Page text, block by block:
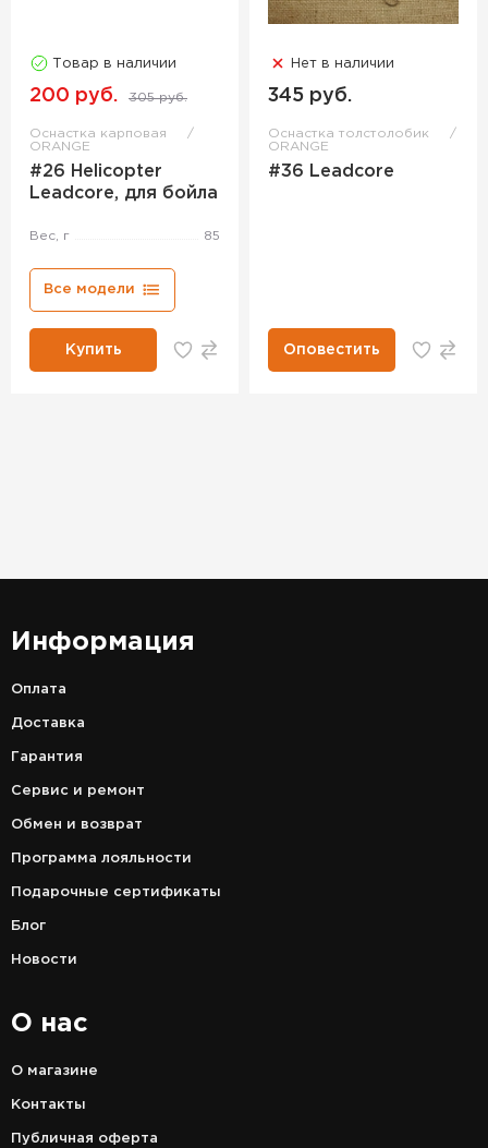
Товар в наличии
200 руб. 305 руб.
Оснастка карповая
ORANGE
#26 Helicopter
Leadcore, для бойла
Вес, г 85
Все модели
Купить
Нет в наличии
345 руб.
Оснастка толстолобик
ORANGE
#36 Leadcore
Оповестить
Информация
Оплата
Доставка
Гарантия
Сервис и ремонт
Обмен и возврат
Программа лояльности
Подарочные сертификаты
Блог
Новости
О нас
О магазине
Контакты
Публичная оферта